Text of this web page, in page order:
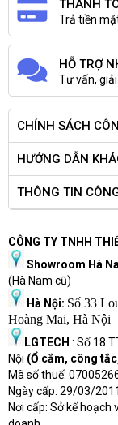
THANH
Trả tiền
HỖ TRỢ
Tư vấn,
CHÍNH SÁCH
HƯỚNG DẪN
THÔNG TIN
CÔNG TY TNHH
Showroom Hà
(Hà Nam cũ)
Hà Nội: Số 33
Hoàng Mai, Hà Nội
LGTECH : Số 18
Nội (Ổ cắm, công
Mã số thuế:
Ngày cấp: 29/03/2011
Nơi cấp: Sở kế